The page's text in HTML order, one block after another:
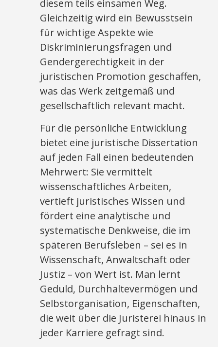
diesem teils einsamen Weg.
Gleichzeitig wird ein Bewusstsein
für wichtige Aspekte wie
Diskriminierungsfragen und
Gendergerechtigkeit in der
juristischen Promotion geschaffen,
was das Werk zeitgemäß und
gesellschaftlich relevant macht.
Für die persönliche Entwicklung
bietet eine juristische Dissertation
auf jeden Fall einen bedeutenden
Mehrwert: Sie vermittelt
wissenschaftliches Arbeiten,
vertieft juristisches Wissen und
fördert eine analytische und
systematische Denkweise, die im
späteren Berufsleben – sei es in
Wissenschaft, Anwaltschaft oder
Justiz – von Wert ist. Man lernt
Geduld, Durchhaltevermögen und
Selbstorganisation, Eigenschaften,
die weit über die Juristerei hinaus in
jeder Karriere gefragt sind.